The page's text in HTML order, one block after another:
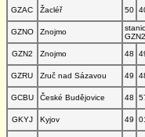
GZAC
Žacléř 50
GZNO
Znojmo
GZN2
Znojmo 48
GZRU
Zruč nad Sázavou 49
GCBU
České Budějovice 48
GKYJ
Kyjov 49